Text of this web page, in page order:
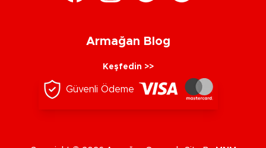
Armağan Blog
Keşfedin >>
Güvenli Ödeme